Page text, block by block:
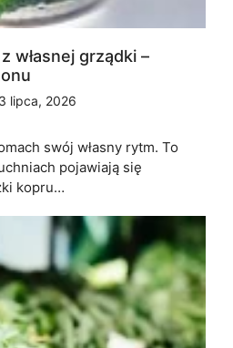
własnej grządki –
lipca, 2026
swój własny rytm. To
pojawiają się
kopru…